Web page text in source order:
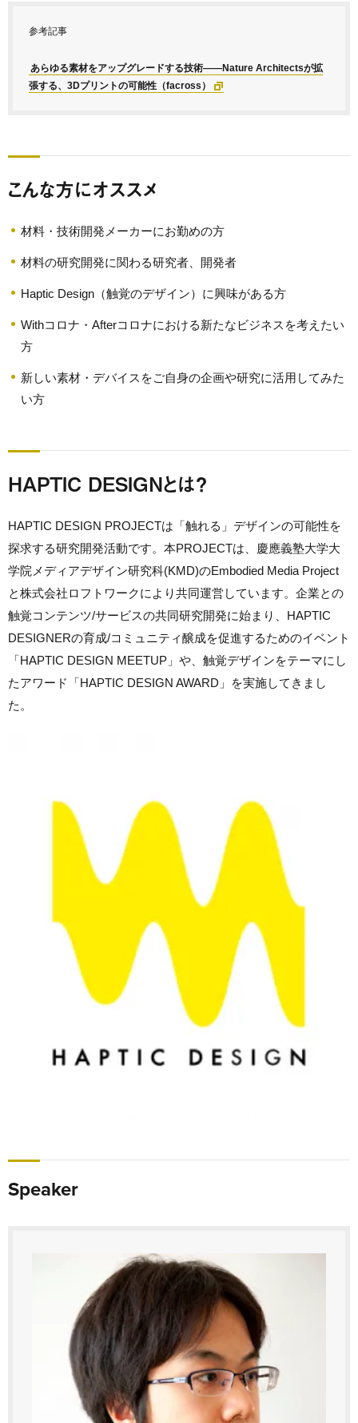
参考記事
あらゆる素材をアップグレードする技術——Nature Architectsが拡
張する、3Dプリントの可能性（facross）
こんな方にオススメ
材料・技術開発メーカーにお勤めの方
材料の研究開発に関わる研究者、開発者
Haptic Design（触覚のデザイン）に興味がある方
Withコロナ・Afterコロナにおける新たなビジネスを考えたい
方
新しい素材・デバイスをご自身の企画や研究に活用してみた
い方
HAPTIC DESIGNとは？
HAPTIC DESIGN PROJECTは「触れる」デザインの可能性を
探求する研究開発活動です。本PROJECTは、慶應義塾大学大
学院メディアデザイン研究科(KMD)のEmbodied Media Project
と株式会社ロフトワークにより共同運営しています。企業との
触覚コンテンツ/サービスの共同研究開発に始まり、HAPTIC
DESIGNERの育成/コミュニティ醸成を促進するためのイベント
「HAPTIC DESIGN MEETUP」や、触覚デザインをテーマにし
たアワード「HAPTIC DESIGN AWARD」を実施してきまし
た。
Speaker